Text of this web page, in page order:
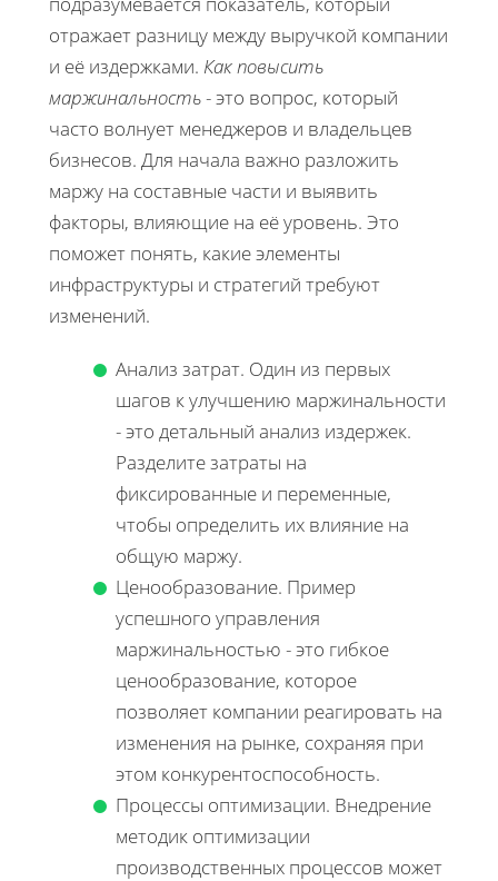
отражает разницу между выручкой компании
и её издержками. Как повысить
маржинальность- это вопрос, который
часто волнует менеджеров и владельцев
бизнесов. Для начала важно разложить
маржу на составные части и выявить
факторы, влияющие на её уровень. Это
поможет понять, какие элементы
инфраструктуры и стратегий требуют
изменений.
Анализ затрат. Один из первых
шагов к улучшению маржинальности
- это детальный анализ издержек.
Разделите затраты на
фиксированные и переменные,
чтобы определить их влияние на
общую маржу.
Ценообразование. Пример
успешного управления
маржинальностью - это гибкое
ценообразование, которое
позволяет компании реагировать на
изменения на рынке, сохраняя при
этом конкурентоспособность.
Процессы оптимизации. Внедрение
методик оптимизации
производственных процессов может